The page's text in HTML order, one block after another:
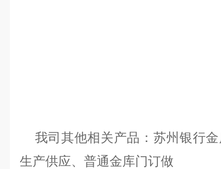
我司其他相关产品：苏州银行
生产供应、普通金库门订做